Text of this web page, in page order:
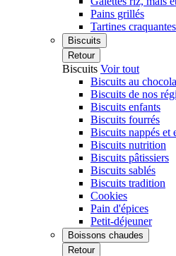
Pains grillés
Tartines craquantes
Biscuits
Retour
Biscuits Voir tout
Biscuits au
Biscuits de nos
Biscuits enfants
Biscuits fourrés
Biscuits nappés et
Biscuits nutrition
Biscuits pâtissiers
Biscuits sablés
Biscuits tradition
Cookies
Pain d'épices
Petit-déjeuner
Boissons chaudes
Retour